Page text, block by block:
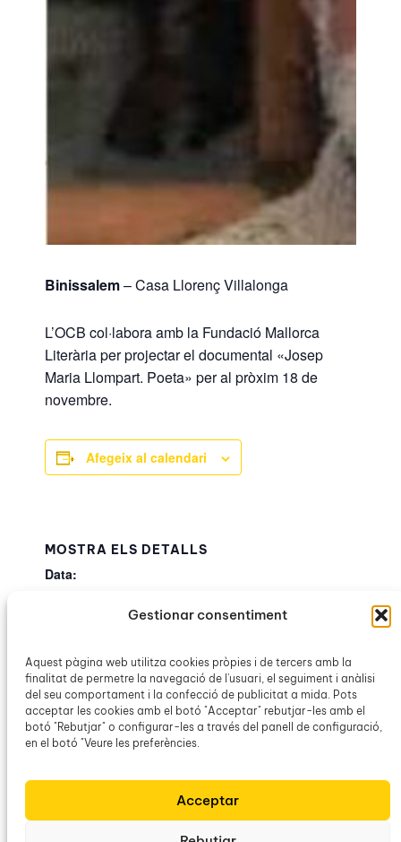
Gestionar consentiment
Aquest pàgina web utilitza cookies pròpies i de tercers amb la
finalitat de permetre la navegació de l'usuari, el seguiment i anàlisi
del seu comportament i la confecció de publicitat a mida. Pots
acceptar les cookies amb el botó "Acceptar" rebutjar-les amb el
botó "Rebutjar" o configurar-les a través del panell de configuració,
en el botó "Veure les preferències.
Acceptar
Binissalem– Casa Llorenç Villalonga
L’OCB col·labora amb la Fundació Mallorca
Literària per projectar el documental «Josep
Maria Llompart. Poeta» per al pròxim 18 de
novembre.
Afegeix al calendari
MOSTRA ELS DETALLS
Data:
Categoria d’Esdeveniment:
OCB Binissalem
Passejada
Conferència «Combate la violència